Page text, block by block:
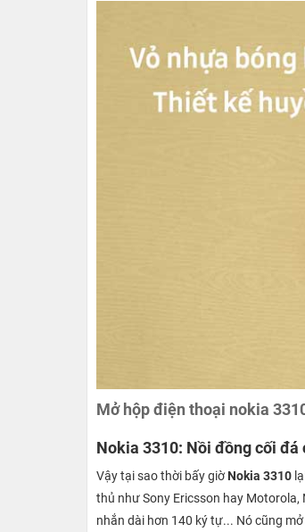
Mở hộp điện thoại nokia
Nokia 3310: Nồi đồng cối đá
Vậy tại sao thời bấy giờNokia 3310
thủ như Sony Ericsson hay
nhắn dài hơn 140 ký tự... Nó cũng